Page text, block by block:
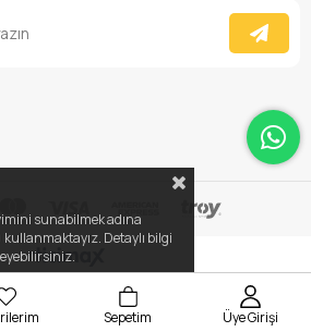
sunabilmek adına
Detaylı bilgi
Sepetim Üye Girişi